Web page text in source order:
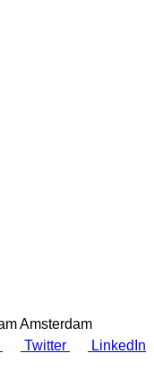
Amsterdam
Twitter LinkedIn